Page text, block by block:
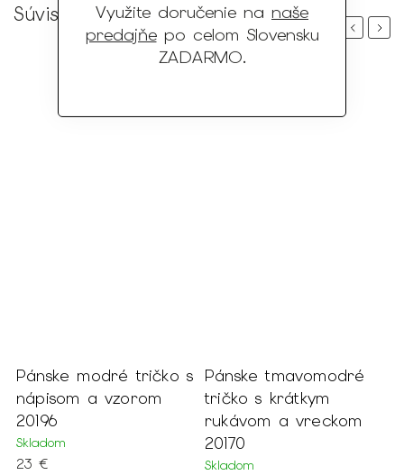
Využite doručenie na naše
predajňepo celom Slovensku
ZADARMO.
Súvisiaci tovar
Previous
s
Pánske tmavomodré
tričko s krátkym
rukávom a vreckom
20170
Skladom
Pánske fľakaté
tmavomodré tričko s
nápisom 20181
Skladom
25 €
Next